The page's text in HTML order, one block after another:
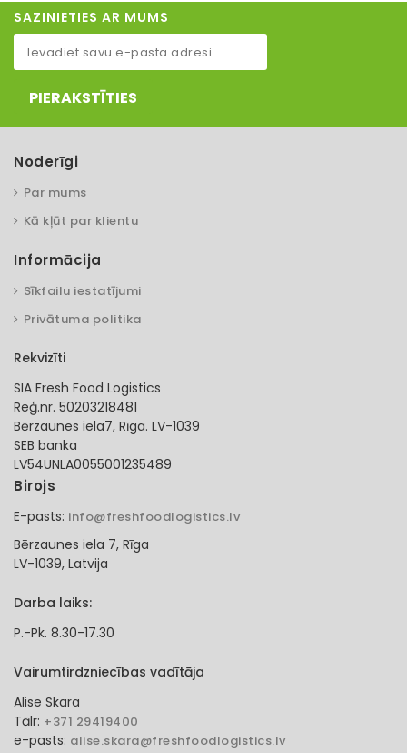
SAZINIETIES AR MUMS
PIERAKSTĪTIES
Noderīgi
Par mums
Kā kļūt par klientu
Informācija
Sīkfailu iestatījumi
Privātuma politika
Rekvizīti
SIA Fresh Food Logistics
Reģ.nr. 50203218481
Bērzaunes iela7, Rīga. LV-1039
SEB banka
LV54UNLA0055001235489
Birojs
E-pasts: info@freshfoodlogistics.lv
Bērzaunes iela 7, Rīga
LV-1039, Latvija
Darba laiks:
P.-Pk. 8.30-17.30
Vairumtirdzniecības vadītāja
Alise Skara
Tālr: +371 29419400
e-pasts: alise.skara@freshfoodlogistics.lv